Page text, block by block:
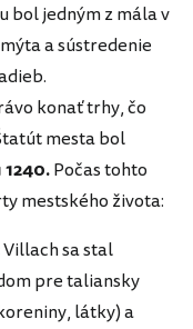
bol jedným z mála v
a sústredenie
konať trhy, čo
mesta bol
Počas tohto
mestského života:
Villach sa stal
pre taliansky
látky) a